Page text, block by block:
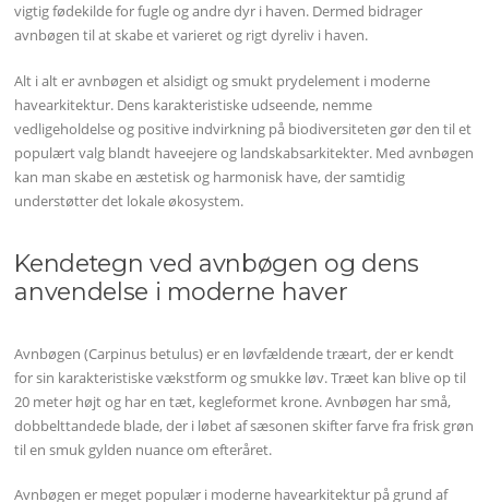
vigtig fødekilde for fugle og andre dyr i haven. Dermed bidrager
avnbøgen til at skabe et varieret og rigt dyreliv i haven.
Alt i alt er avnbøgen et alsidigt og smukt prydelement i moderne
havearkitektur. Dens karakteristiske udseende, nemme
vedligeholdelse og positive indvirkning på biodiversiteten gør den til et
populært valg blandt haveejere og landskabsarkitekter. Med avnbøgen
kan man skabe en æstetisk og harmonisk have, der samtidig
understøtter det lokale økosystem.
Kendetegn ved avnbøgen og dens
anvendelse i moderne haver
Avnbøgen (Carpinus betulus) er en løvfældende træart, der er kendt
for sin karakteristiske vækstform og smukke løv. Træet kan blive op til
20 meter højt og har en tæt, kegleformet krone. Avnbøgen har små,
dobbelttandede blade, der i løbet af sæsonen skifter farve fra frisk grøn
til en smuk gylden nuance om efteråret.
Avnbøgen er meget populær i moderne havearkitektur på grund af